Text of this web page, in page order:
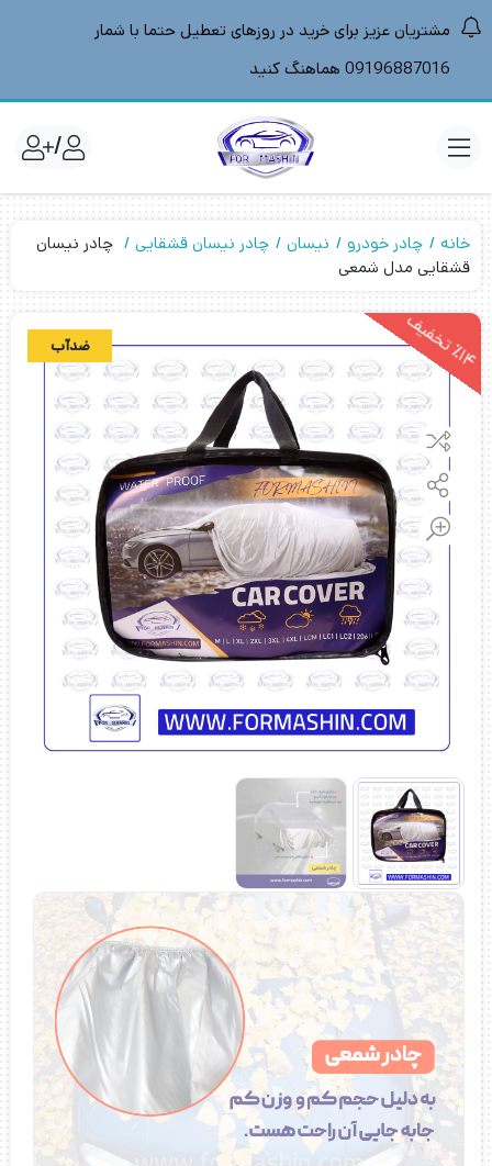
مشتریان عزیز برای خرید در روزهای تعطیل حتما با شمار
09196887016 هماهنگ کنید
/
خانه چادر خودرو نیسان چادر نیسان قشقایی
چادر نیسان
قشقایی مدل شمعی
٪1
4
ت
خ
ف
یف ضدآب